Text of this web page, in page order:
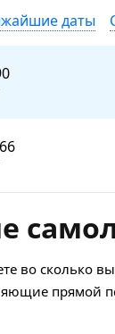
даты
во сколько
прямой